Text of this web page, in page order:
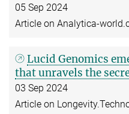
05 Sep 2024
Article on Analytica-
Lucid Genomics
that unravels the
03 Sep 2024
Article on